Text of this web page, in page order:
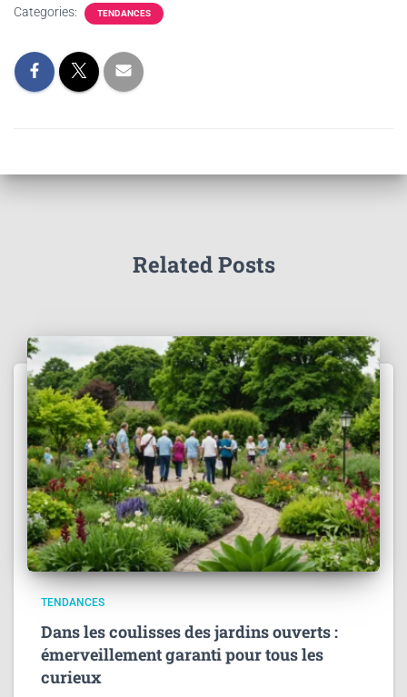
Categories: TENDANCES
Related Posts
TENDANCES
Dans les coulisses des jardins ouverts :
émerveillement garanti pour tous les
curieux